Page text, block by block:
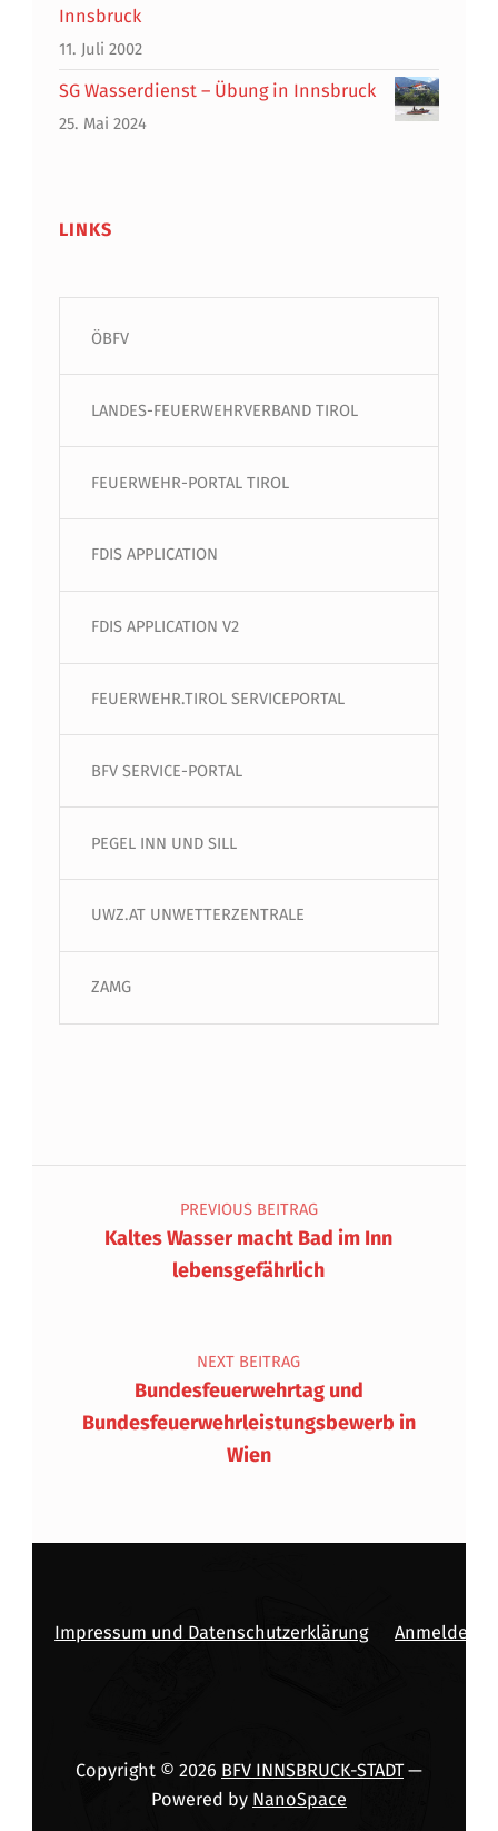
Innsbruck
11. Juli 2002
SG Wasserdienst – Übung in Innsbruck
25. Mai 2024
LINKS
ÖBFV
LANDES-FEUERWEHRVERBAND TIROL
FEUERWEHR-PORTAL TIROL
FDIS APPLICATION
FDIS APPLICATION V2
FEUERWEHR.TIROL SERVICEPORTAL
BFV SERVICE-PORTAL
PEGEL INN UND SILL
UWZ.AT UNWETTERZENTRALE
ZAMG
Beitragsnavigation
PREVIOUS BEITRAG
Kaltes Wasser macht Bad im Inn
lebensgefährlich
NEXT BEITRAG
Bundesfeuerwehrtag und
Bundesfeuerwehrleistungsbewerb in
Wien
Impressum und Datenschutzerklärung Anmelden
Copyright © 2026 BFV INNSBRUCK-STADT—
Powered by NanoSpace